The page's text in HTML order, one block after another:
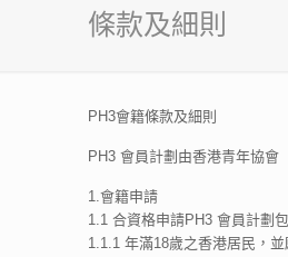
條款及細則
PH3會籍條款及細則
PH3 會員計劃由香港青年協會
1.會籍申請
1.1 合資格申請PH3 會員計劃
1.1.1 年滿18歲之香港居民，